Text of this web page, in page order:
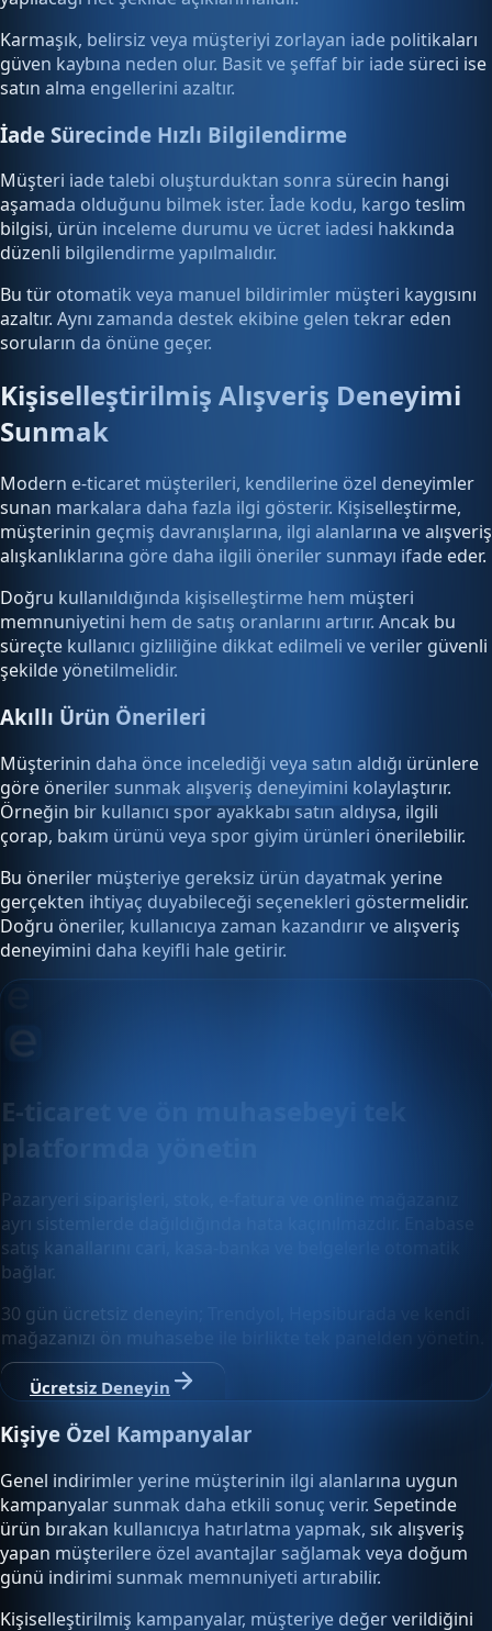
Karmaşık, belirsiz veya müşteriyi zorlayan iade politikaları
güven kaybına neden olur. Basit ve şeffaf bir iade süreci ise
satın alma engellerini azaltır.
İade Sürecinde Hızlı Bilgilendirme
Müşteri iade talebi oluşturduktan sonra sürecin hangi
aşamada olduğunu bilmek ister. İade kodu, kargo teslim
bilgisi, ürün inceleme durumu ve ücret iadesi hakkında
düzenli bilgilendirme yapılmalıdır.
Bu tür otomatik veya manuel bildirimler müşteri kaygısını
azaltır. Aynı zamanda destek ekibine gelen tekrar eden
soruların da önüne geçer.
Kişiselleştirilmiş Alışveriş Deneyimi
Sunmak
Modern e-ticaret müşterileri, kendilerine özel deneyimler
sunan markalara daha fazla ilgi gösterir. Kişiselleştirme,
müşterinin geçmiş davranışlarına, ilgi alanlarına ve alışveriş
alışkanlıklarına göre daha ilgili öneriler sunmayı ifade eder.
Doğru kullanıldığında kişiselleştirme hem müşteri
memnuniyetini hem de satış oranlarını artırır. Ancak bu
süreçte kullanıcı gizliliğine dikkat edilmeli ve veriler güvenli
şekilde yönetilmelidir.
Akıllı Ürün Önerileri
Müşterinin daha önce incelediği veya satın aldığı ürünlere
göre öneriler sunmak alışveriş deneyimini kolaylaştırır.
Örneğin bir kullanıcı spor ayakkabı satın aldıysa, ilgili
çorap, bakım ürünü veya spor giyim ürünleri önerilebilir.
Bu öneriler müşteriye gereksiz ürün dayatmak yerine
gerçekten ihtiyaç duyabileceği seçenekleri göstermelidir.
Doğru öneriler, kullanıcıya zaman kazandırır ve alışveriş
deneyimini daha keyifli hale getirir.
E-ticaret ve ön muhasebeyi tek
platformda yönetin
Pazaryeri siparişleri, stok, e-fatura ve online mağazanız
ayrı sistemlerde dağıldığında hata kaçınılmazdır. Enabase
satış kanallarını cari, kasa-banka ve belgelerle otomatik
bağlar.
30 gün ücretsiz deneyin; Trendyol, Hepsiburada ve kendi
mağazanızı ön muhasebe ile birlikte tek panelden yönetin.
Ücretsiz Deneyin
Kişiye Özel Kampanyalar
Genel indirimler yerine müşterinin ilgi alanlarına uygun
kampanyalar sunmak daha etkili sonuç verir. Sepetinde
ürün bırakan kullanıcıya hatırlatma yapmak, sık alışveriş
yapan müşterilere özel avantajlar sağlamak veya doğum
günü indirimi sunmak memnuniyeti artırabilir.
Kişiselleştirilmiş kampanyalar, müşteriye değer verildiğini